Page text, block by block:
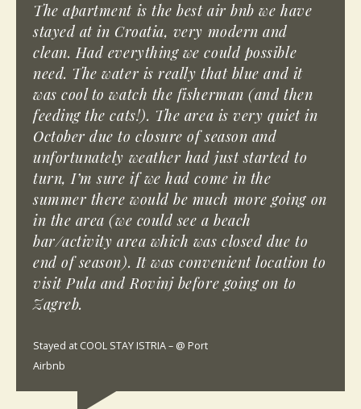
The apartment is the best air bnb we have
stayed at in Croatia, very modern and
clean. Had everything we could possible
need. The water is really that blue and it
was cool to watch the fisherman (and then
feeding the cats!). The area is very quiet in
October due to closure of season and
unfortunately weather had just started to
turn, I’m sure if we had come in the
summer there would be much more going on
in the area (we could see a beach
bar/activity area which was closed due to
end of season). It was convenient location to
visit Pula and Rovinj before going on to
Zagreb.
Stayed at COOL STAY ISTRIA – @ Port
Airbnb